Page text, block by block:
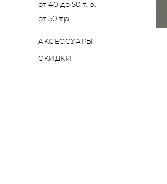
от 40 до 50 т. р.
от 50 т.р.
АКСЕССУАРЫ
СКИДКИ